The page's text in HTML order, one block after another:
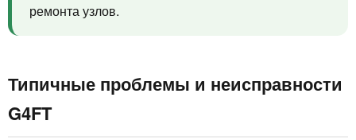
ремонта узлов.
Типичные проблемы и неисправности
G4FT